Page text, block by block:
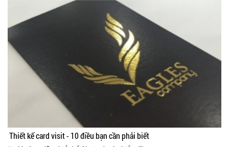
Thiết kế card visit - 10 điều bạn cần phải biết